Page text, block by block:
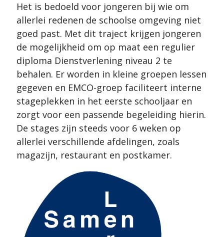
Het is bedoeld voor jongeren bij wie om
allerlei redenen de schoolse omgeving niet
goed past. Met dit traject krijgen jongeren
de mogelijkheid om op maat een regulier
diploma Dienstverlening niveau 2 te
behalen. Er worden in kleine groepen lessen
gegeven en EMCO-groep faciliteert interne
stageplekken in het eerste schooljaar en
zorgt voor een passende begeleiding hierin.
De stages zijn steeds voor 6 weken op
allerlei verschillende afdelingen, zoals
magazijn, restaurant en postkamer.